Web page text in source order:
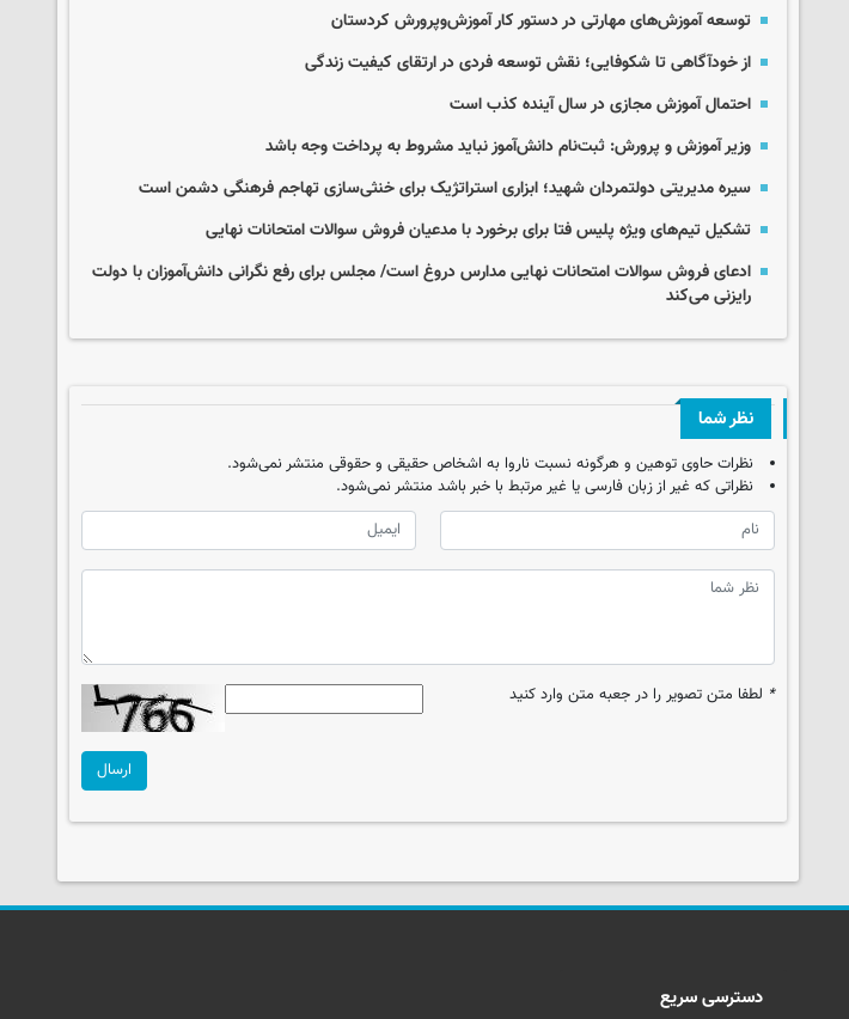
توسعه آموزش‌های مهارتی در دستور کار آموزش‌وپرورش کردستان
از خودآگاهی تا شکوفایی؛ نقش توسعه فردی در ارتقای کیفیت زندگی
احتمال آموزش مجازی در سال آینده کذب است
وزیر آموزش و پرورش: ثبت‌نام دانش‌آموز نباید مشروط به پرداخت وجه باشد
سیره مدیریتی دولتمردان شهید؛ ابزاری استراتژیک برای خنثی‌سازی تهاجم فرهنگی دشمن است
تشکیل تیم‌های ویژه پلیس فتا برای برخورد با مدعیان فروش سوالات امتحانات نهایی
ادعای فروش سوالات امتحانات نهایی مدارس دروغ است/ مجلس برای رفع نگرانی دانش‌آموزان با دولت
رایزنی می‌کند
نظر شما
نظرات حاوی توهین و هرگونه نسبت ناروا به اشخاص حقیقی و حقوقی منتشر نمی‌شود.
نظراتی که غیر از زبان فارسی یا غیر مرتبط با خبر باشد منتشر نمی‌شود.
* لطفا متن تصویر را در جعبه متن وارد کنید
ارسال
دسترسی سریع